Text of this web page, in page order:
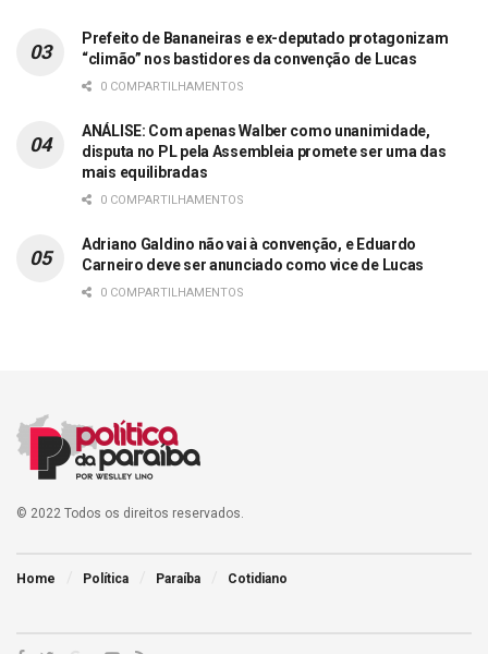
Prefeito de Bananeiras e ex-deputado protagonizam
“climão” nos bastidores da convenção de Lucas
0 COMPARTILHAMENTOS
ANÁLISE: Com apenas Walber como unanimidade,
disputa no PL pela Assembleia promete ser uma das
mais equilibradas
0 COMPARTILHAMENTOS
Adriano Galdino não vai à convenção, e Eduardo
Carneiro deve ser anunciado como vice de Lucas
0 COMPARTILHAMENTOS
© 2022 Todos os direitos reservados.
Home Política Paraíba Cotidiano